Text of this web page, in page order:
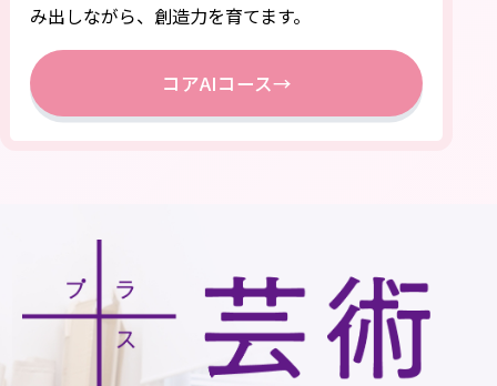
み出しながら、創造力を育てます。
コアAIコース→